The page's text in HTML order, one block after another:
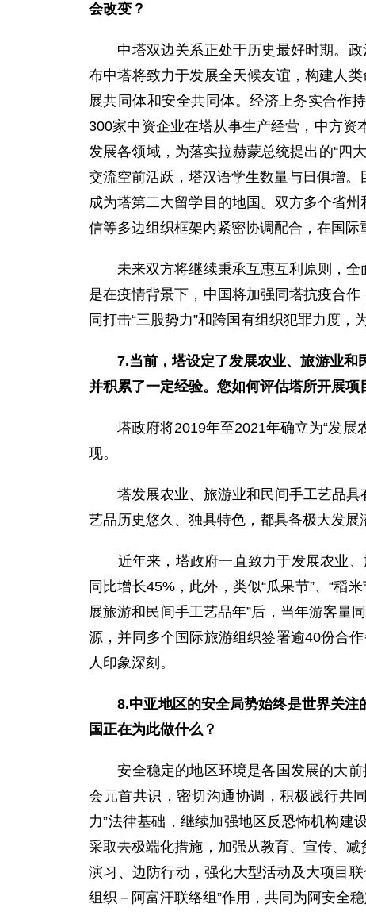
会改变？
中塔双边关系正处于历史最好时期。政
布中塔将致力于发展全天候友谊，构建人
展共同体和安全共同体。经济上务实合作
300家中资企业在塔从事生产经营，中方
发展各领域，为落实拉赫蒙总统提出的“四
交流空前活跃，塔汉语学生数量与日俱增
成为塔第二大留学目的地国。双方多个省
信等多边组织框架内紧密协调配合，在国际
未来双方将继续秉承互惠互利原则，全
是在疫情背景下，中国将加强同塔抗疫合
同打击“三股势力”和跨国有组织犯罪力度，
7.当前，塔设定了发展农业、旅游业
并积累了一定经验。您如何评估塔所开展项
塔政府将2019年至2021年确立为“发展
现。
塔发展农业、旅游业和民间手工艺品具
艺品历史悠久、独具特色，都具备极大发展
近年来，塔政府一直致力于发展农业、
同比增长45%，此外，类似“瓜果节”、“稻
展旅游和民间手工艺品年”后，当年游客量
源，并同多个国际旅游组织签署逾40份合
人印象深刻。
8.中亚地区的安全局势始终是世界关
国正在为此做什么？
安全稳定的地区环境是各国发展的大前
会元首共识，密切沟通协调，积极践行共
力”法律基础，继续加强地区反恐怖机构建
采取去极端化措施，加强从教育、宣传、
演习、边防行动，强化大型活动及大项目
组织－阿富汗联络组”作用，共同为阿安全